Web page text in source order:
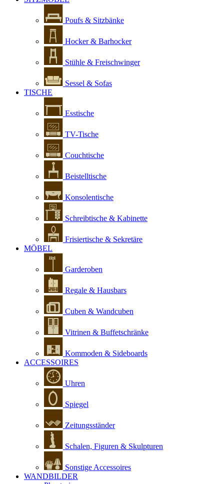
Poufs & Sitzbänke
Hocker & Barhocker
Stühle & Freischwinger
Sessel & Sofas
TISCHE
Esstische
TV-Tische
Couchtische
Beistelltische
Konsolentische
Schreibtische & Kabinette
Frisiertische & Sekretäre
MÖBEL
Garderoben
Regale & Hausbars
Cuben & Wandcuben
Vitrinen & Buffetschränke
Kommoden & Sideboards
ACCESSOIRES
Uhren
Spiegel
Zeitungsständer
Schalen, Figuren & Skulpturen
Sonstige Accessoires
WANDBILDER